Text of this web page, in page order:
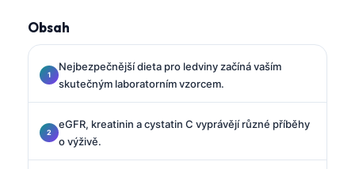
Obsah
Nejbezpečnější dieta pro ledviny začíná vaším
skutečným laboratorním vzorcem.
eGFR, kreatinin a cystatin C vyprávějí různé příběhy
o výživě.